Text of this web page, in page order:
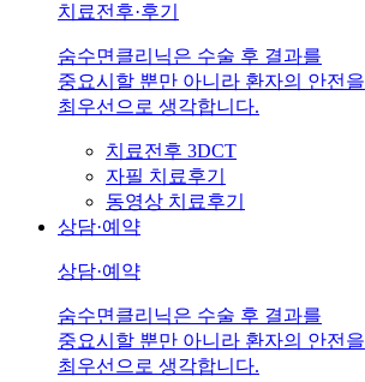
치료전후·후기
숨수면클리닉은 수술 후 결과를
중요시할 뿐만 아니라 환자의 안전을
최우선으로 생각합니다.
치료전후 3DCT
자필 치료후기
동영상 치료후기
상담·예약
상담·예약
숨수면클리닉은 수술 후 결과를
중요시할 뿐만 아니라 환자의 안전을
최우선으로 생각합니다.